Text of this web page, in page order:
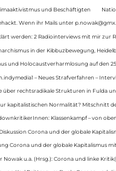
und Beschäftigten
Wenn ihr Mails unter
werden: 2 Radiointerviews mit mir zur
in der Kibbuzbewegung,
und Holocaustverharmlosung auf den
– Neues Strafverfahren –
über rechtsradikale Strukturen in Fulda
kapitalistischen Normalität? Mitschnitt
Klassenkampf – von
Corona und der globale
Corona und der globale Kapitalismus
Nowak u.a. (Hrsg.): Corona und linke